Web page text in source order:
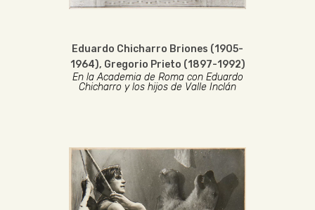
Eduardo Chicharro Briones (1905-
1964), Gregorio Prieto (1897-1992)
En la Academia de Roma con Eduardo
Chicharro y los hijos de Valle Inclán